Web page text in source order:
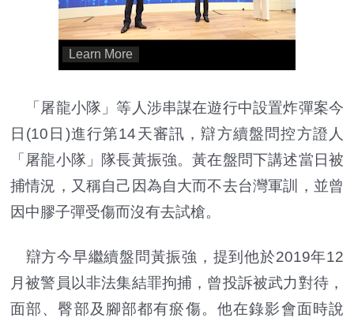
「屠龍小隊」等人涉串謀在遊行中設置炸彈案今
日(10日)進行第14天審訊，辯方續盤問控方證人
「屠龍小隊」隊長黃振強。黃在盤問下講述當日被
捕情況，又稱自己因為自大而不去台灣軍訓，並曾
因中膠子彈受傷而沒有去試槍。
辯方今早繼續盤問黃振強，提到他於2019年12
月被警員以非法集結罪拘捕，曾投訴被武力對待，
面部、臀部及腳部都有瘀傷。他在錄影會面時說